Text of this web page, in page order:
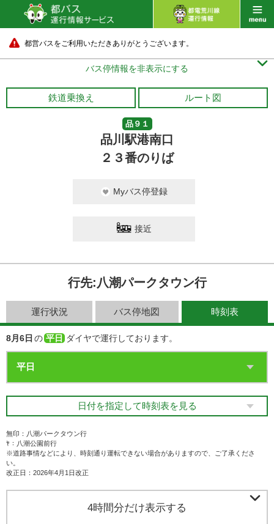
都営バスをご利用いただきありがとうございます。
バス停情報を非表示にする 
鉄道乗換え ルート図
品９１
品川駅港南口
２３番のりば
Myバス停登録
接近
行先:八潮パークタウン行
運行状況 バス停地図 時刻表
8月6日 の 平日 ダイヤで運行しております。
日付を指定して時刻表を見る
無印：八潮パークタウン行
ﾔ：八潮公園前行
※道路事情などにより、時刻通り運転できない場合がありますので、ご了承くださ
い。
改正日：2026年4月1日改正
4時間分だけ表示する 